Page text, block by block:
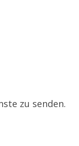
zu senden.